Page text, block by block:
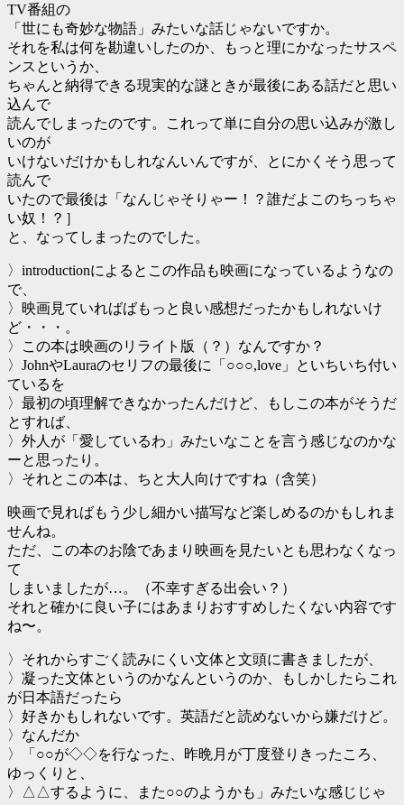
TV番組の
「世にも奇妙な物語」みたいな話じゃないですか。
それを私は何を勘違いしたのか、もっと理にかなったサスペ
ンスというか、
ちゃんと納得できる現実的な謎ときが最後にある話だと思い
込んで
読んでしまったのです。これって単に自分の思い込みが激し
いのが
いけないだけかもしれなんいんですが、とにかくそう思って
読んで
いたので最後は「なんじゃそりゃー！？誰だよこのちっちゃ
い奴！？］
と、なってしまったのでした。
〉introductionによるとこの作品も映画になっているようなの
で、
〉映画見ていればばもっと良い感想だったかもしれないけ
ど・・・。
〉この本は映画のリライト版（？）なんですか？
〉JohnやLauraのセリフの最後に「○○○,love」といちいち付い
ているを
〉最初の頃理解できなかったんだけど、もしこの本がそうだ
とすれば、
〉外人が「愛しているわ」みたいなことを言う感じなのかな
ーと思ったり。
〉それとこの本は、ちと大人向けですね（含笑）
映画で見ればもう少し細かい描写など楽しめるのかもしれま
せんね。
ただ、この本のお陰であまり映画を見たいとも思わなくなっ
て
しまいましたが…。（不幸すぎる出会い？）
それと確かに良い子にはあまりおすすめしたくない内容です
ね〜。
〉それからすごく読みにくい文体と文頭に書きましたが、
〉凝った文体というのかなんというのか、もしかしたらこれ
が日本語だったら
〉好きかもしれないです。英語だと読めないから嫌だけど。
〉なんだか
〉「○○が◇◇を行なった、昨晩月が丁度登りきったころ、
ゆっくりと、
〉△△するように、また○○のようかも」みたいな感じじゃ